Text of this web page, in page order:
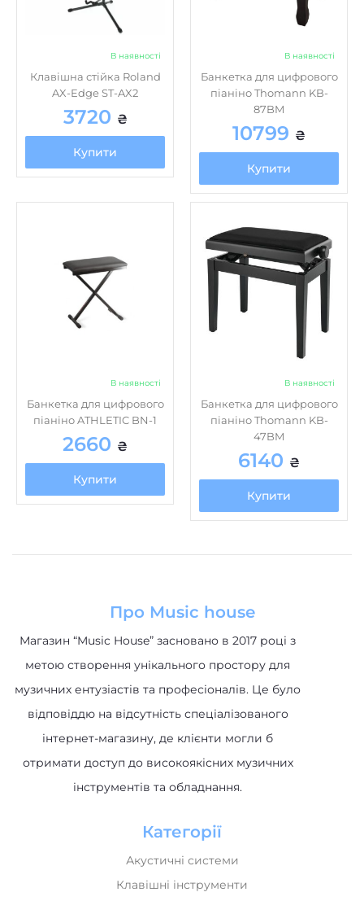
В наявності
Клавішна стійка Roland
AX-Edge ST-AX2
3720 ₴
Купити
В наявності
Банкетка для цифрового
піаніно Thomann KB-
87BM
10799 ₴
Купити
В наявності
Банкетка для цифрового
піаніно ATHLETIC BN-1
2660 ₴
Купити
В наявності
Банкетка для цифрового
піаніно Thomann KB-
47BM
6140 ₴
Купити
Про Music house
Магазин “Music House” засновано в 2017 році з
метою створення унікального простору для
музичних ентузіастів та професіоналів. Це було
відповіддю на відсутність спеціалізованого
інтернет-магазину, де клієнти могли б
отримати доступ до високоякісних музичних
інструментів та обладнання.
Категорії
Акустичні системи
Клавішні інструменти